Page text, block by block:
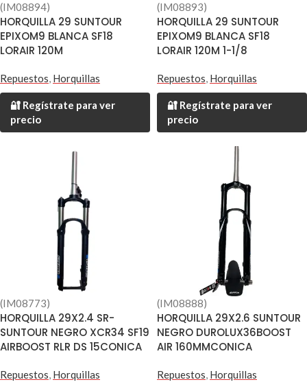
(IM08894)
HORQUILLA 29 SUNTOUR
EPIXOM9 BLANCA SF18
LORAIR 120M
Repuestos, Horquillas
🔐 Regístrate para ver
precio
(IM08893)
HORQUILLA 29 SUNTOUR
EPIXOM9 BLANCA SF18
LORAIR 120M 1-1/8
Repuestos, Horquillas
🔐 Regístrate para ver
precio
(IM08773)
HORQUILLA 29X2.4 SR-
SUNTOUR NEGRO XCR34 SF19
AIRBOOST RLR DS 15CONICA
Repuestos, Horquillas
(IM08888)
HORQUILLA 29X2.6 SUNTOUR
NEGRO DUROLUX36BOOST
AIR 160MMCONICA
Repuestos, Horquillas